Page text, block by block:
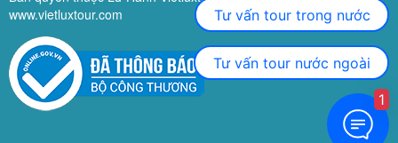
www.vietluxtour.com
Tư vấn tour trong nước
Tư vấn tour nước ngoài
1